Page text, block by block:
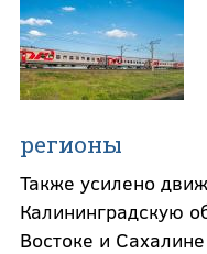
регионы
Также усилено
Калининградскую
Востоке и Сахалине